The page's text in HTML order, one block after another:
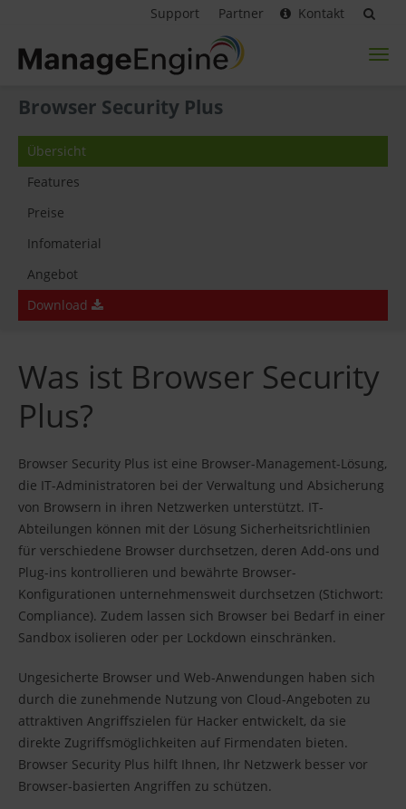
Support Partner Kontakt
Browser Security Plus
Übersicht
Features
Preise
Infomaterial
Angebot
Download
Was ist Browser Security
Plus?
Browser Security Plus ist eine Browser-Management-Lösung,
die IT-Administratoren bei der Verwaltung und Absicherung
von Browsern in ihren Netzwerken unterstützt. IT-
Abteilungen können mit der Lösung Sicherheitsrichtlinien
für verschiedene Browser durchsetzen, deren Add-ons und
Plug-ins kontrollieren und bewährte Browser-
Konfigurationen unternehmensweit durchsetzen (Stichwort:
Compliance). Zudem lassen sich Browser bei Bedarf in einer
Sandbox isolieren oder per Lockdown einschränken.
Ungesicherte Browser und Web-Anwendungen haben sich
durch die zunehmende Nutzung von Cloud-Angeboten zu
attraktiven Angriffszielen für Hacker entwickelt, da sie
direkte Zugriffsmöglichkeiten auf Firmendaten bieten.
Browser Security Plus hilft Ihnen, Ihr Netzwerk besser vor
Browser-basierten Angriffen zu schützen.